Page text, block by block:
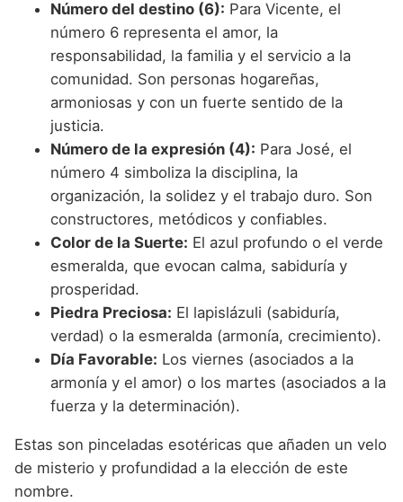
Número del destino (6): Para Vicente, el
número 6 representa el amor, la
responsabilidad, la familia y el servicio a la
comunidad. Son personas hogareñas,
armoniosas y con un fuerte sentido de la
justicia.
Número de la expresión (4): Para José, el
número 4 simboliza la disciplina, la
organización, la solidez y el trabajo duro. Son
constructores, metódicos y confiables.
Color de la Suerte: El azul profundo o el verde
esmeralda, que evocan calma, sabiduría y
prosperidad.
Piedra Preciosa: El lapislázuli (sabiduría,
verdad) o la esmeralda (armonía, crecimiento).
Día Favorable: Los viernes (asociados a la
armonía y el amor) o los martes (asociados a la
fuerza y la determinación).
Estas son pinceladas esotéricas que añaden un velo
de misterio y profundidad a la elección de este
nombre.